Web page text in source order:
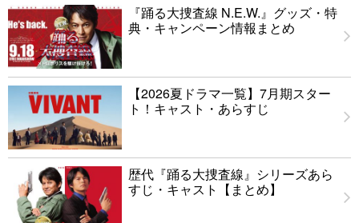
『踊る大捜査線 N.E.W.』グッズ・特
典・キャンペーン情報まとめ
【2026夏ドラマ一覧】7月期スター
ト！キャスト・あらすじ
歴代『踊る大捜査線』シリーズあら
すじ・キャスト【まとめ】